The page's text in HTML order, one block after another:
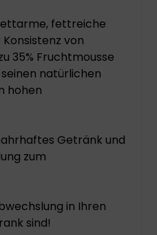
fettreiche
von
35% Fruchtmousse
natürlichen
hohen
Getränk und
zum
in Ihren
sind!